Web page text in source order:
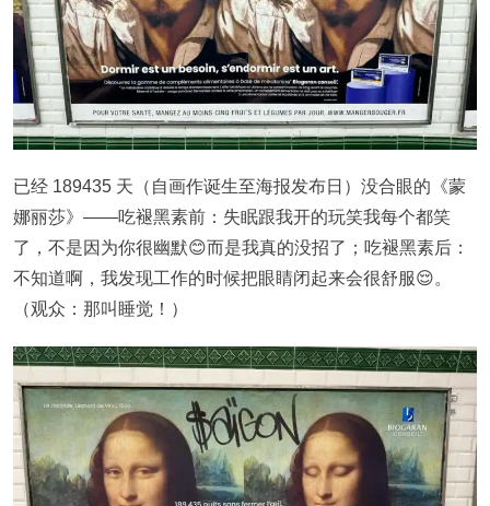
已经 189435 天（自画作诞生至海报发布日）没合眼的《蒙
娜丽莎》——吃褪黑素前：失眠跟我开的玩笑我每个都笑
了，不是因为你很幽默😊而是我真的没招了；吃褪黑素后：
不知道啊，我发现工作的时候把眼睛闭起来会很舒服😌。
（观众：那叫睡觉！）